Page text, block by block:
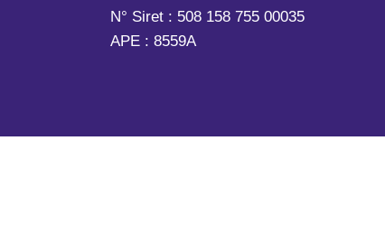
N° Siret : 508 158 755 00035
APE : 8559A